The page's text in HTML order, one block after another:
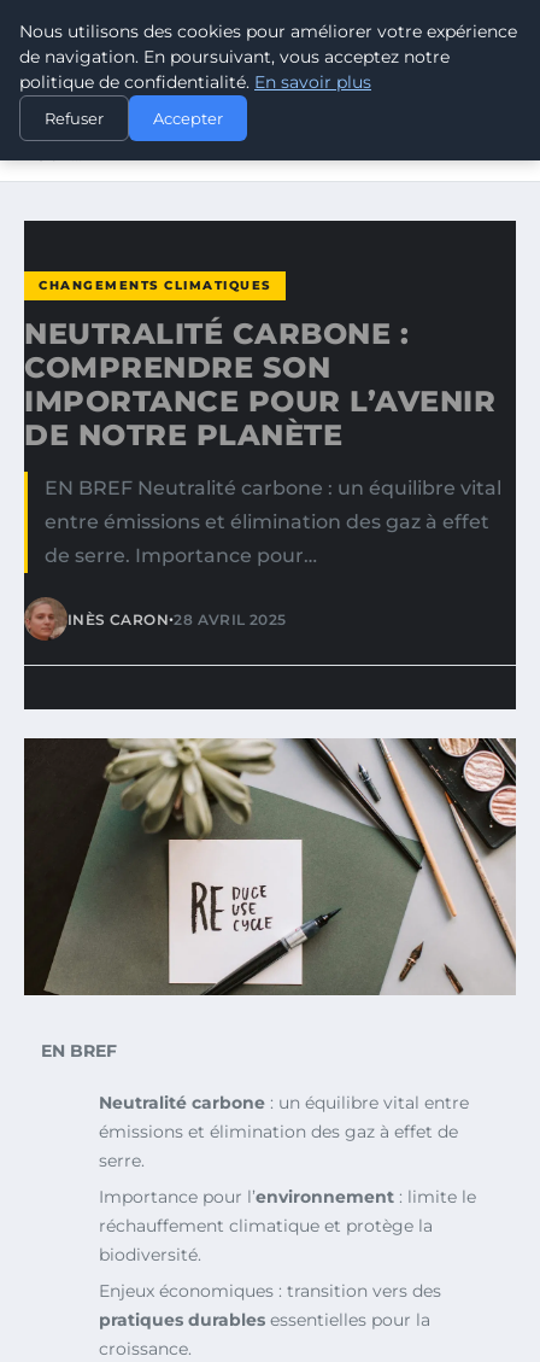
CLIMATE GUARDIAN
ACCUEIL
CHANGEMENTS CLIMATIQUES
NEUTRALITÉ CARBONE : COMPRENDRE SON IMPORTANCE
CHANGEMENTS CLIMATIQUES
NEUTRALITÉ CARBONE :
COMPRENDRE SON
IMPORTANCE POUR L’AVENIR
DE NOTRE PLANÈTE
EN BREF Neutralité carbone : un équilibre vital
entre émissions et élimination des gaz à effet
de serre. Importance pour…
INÈS CARON•28 AVRIL 2025
EN BREF
Neutralité carbone : un équilibre vital entre
émissions et élimination des gaz à effet de
serre.
Importance pour l’environnement : limite le
réchauffement climatique et protège la
biodiversité.
Enjeux économiques : transition vers des
pratiques durables essentielles pour la
croissance.
Nous utilisons des cookies pour améliorer votre expérience
de navigation. En poursuivant, vous acceptez notre
politique de confidentialité. En savoir plus
Refuser Accepter